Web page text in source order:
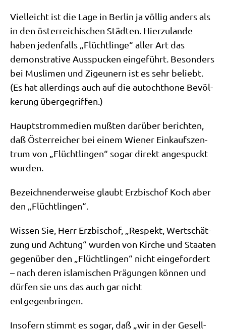
Viel­leicht ist die Lage in Ber­lin ja völ­lig anders als
in den öster­rei­chi­schen Städ­ten. Hier­zu­lan­de
haben jeden­falls „Flücht­lin­ge“ aller Art das
demon­stra­ti­ve Aus­spucken ein­ge­führt. Beson­ders
bei Mus­li­men und Zigeu­nern ist es sehr beliebt.
(Es hat aller­dings auch auf die auto­chtho­ne Bevöl­
ke­rung übergegriffen.)
Haupt­strom­me­di­en muß­ten dar­über berich­ten,
daß Öster­rei­cher bei einem Wie­ner Ein­kaufs­zen­
trum von „Flücht­lin­gen“ sogar direkt ange­spuckt
wurden.
Bezeich­nen­der­wei­se glaubt Erz­bi­schof Koch aber
den „Flücht­lin­gen“.
Wis­sen Sie, Herr Erz­bi­schof, „Respekt, Wert­schät­
zung und Ach­tung“ wur­den von Kir­che und Staa­ten
gegen­über den „Flücht­lin­gen“ nicht ein­ge­for­dert
– nach deren isla­mi­schen Prä­gun­gen kön­nen und
dür­fen sie uns das auch gar nicht
entgegenbringen.
Inso­fern stimmt es sogar, daß „wir in der Gesell­